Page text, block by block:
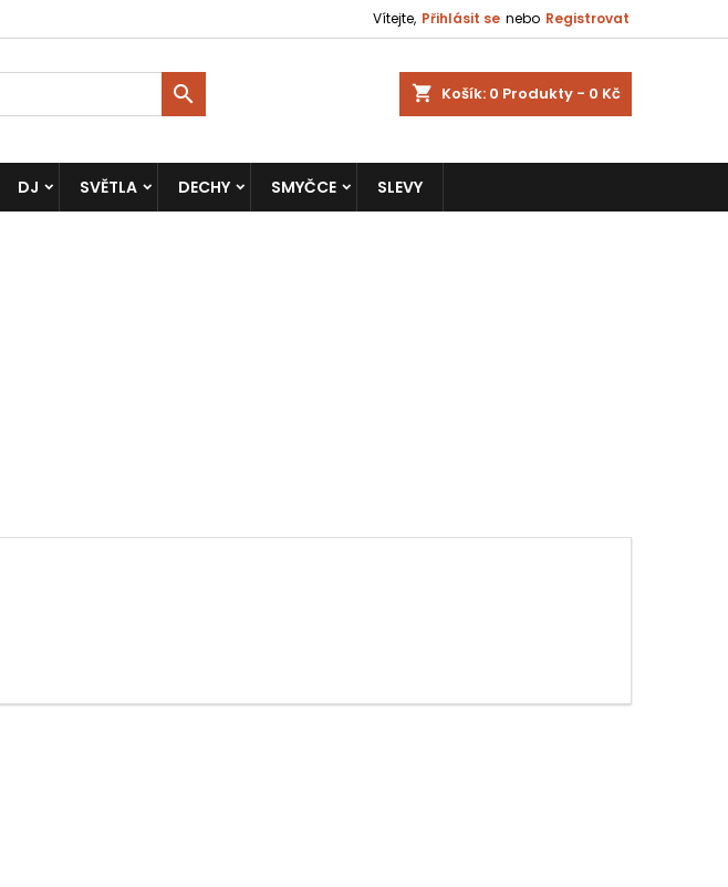
Vítejte, Přihlásit se nebo Registrovat
shopping_cart Košík: 0 Produkty - 0 Kč

DJ SVĚTLA DECHY SMYČCE SLEVY